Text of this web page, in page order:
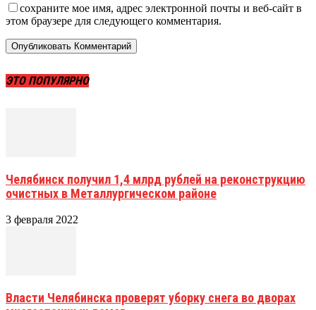
сохраните мое имя, адрес электронной почты и веб-сайт в
этом браузере для следующего комментария.
ЭТО ПОПУЛЯРНО
Челябинск получил 1,4 млрд рублей на реконструкцию
очистных в Металлургическом районе
3 февраля 2022
Власти Челябинска проверят уборку снега во дворах